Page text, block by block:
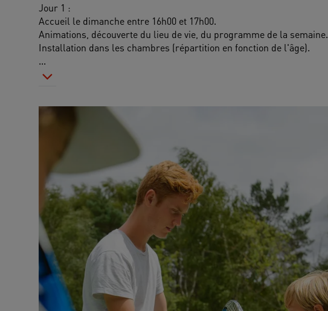
Jour 1 :
Accueil le dimanche entre 16h00 et 17h00.
Animations, découverte du lieu de vie, du programme de la semaine.
Installation dans les chambres (répartition en fonction de l'âge).
...